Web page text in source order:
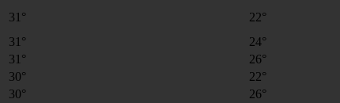
31°
22°
31°
24°
31°
26°
30°
22°
30°
26°